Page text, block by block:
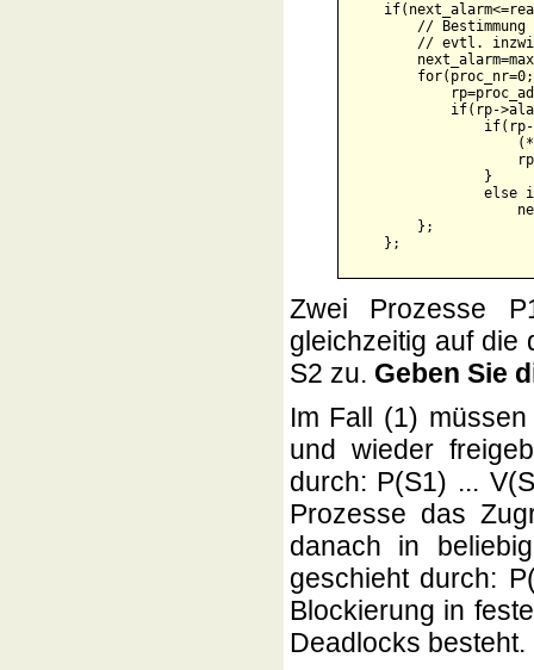
// Bestimmung
// evtl.
if(rp-
                }
else
        };
Zwei Prozesse
gleichzeitig auf die
S2 zu. Geben Sie
Im Fall (1)
und wieder
durch: P(S1) ...
Prozesse das
danach in
geschieht durch:
Blockierung in
Deadlocks besteht.